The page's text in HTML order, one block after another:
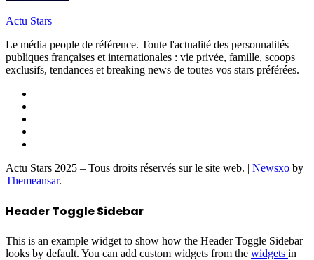
Actu Stars
Le média people de référence. Toute l'actualité des personnalités
publiques françaises et internationales : vie privée, famille, scoops
exclusifs, tendances et breaking news de toutes vos stars préférées.
Actu Stars 2025 – Tous droits réservés sur le site web. | Newsxo by
Themeansar.
Header Toggle Sidebar
This is an example widget to show how the Header Toggle Sidebar
looks by default. You can add custom widgets from the widgets in